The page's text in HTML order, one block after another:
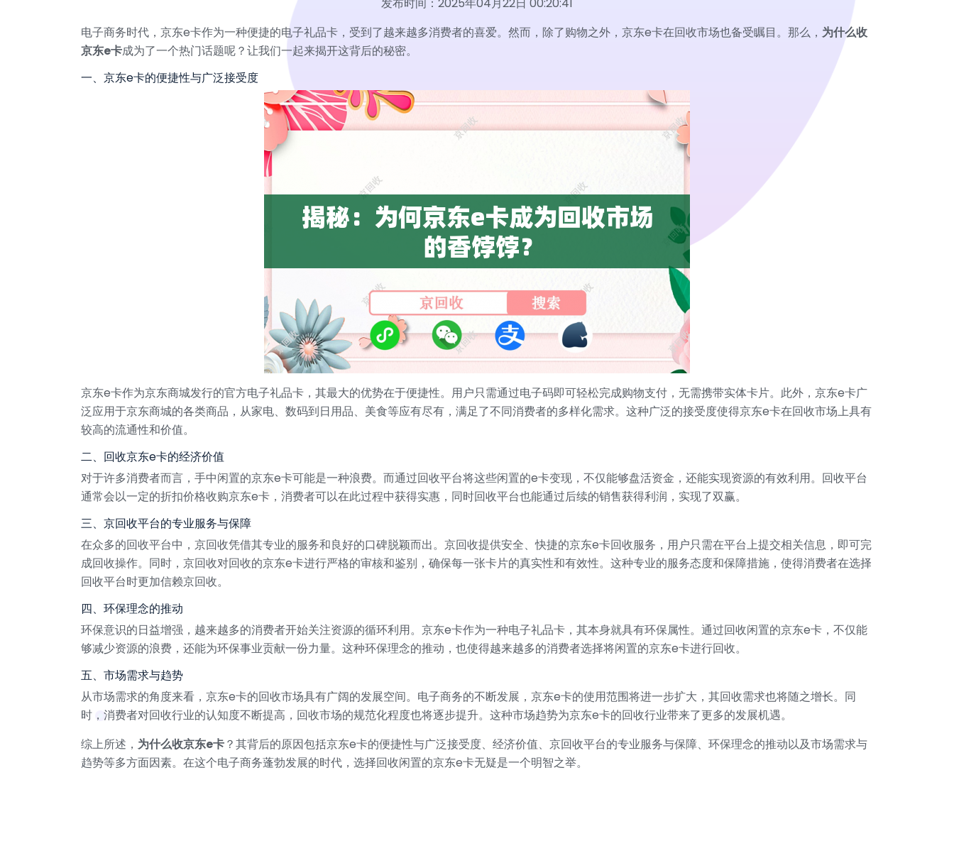
电子商务时代，京东e卡作为一种便捷的电子礼品卡，受到了越来越多消费者的喜爱。然而，除了购物之外，京东e卡在回收市场也备受瞩目。那么， 为什么收
京东e卡成为了一个热门话题呢？让我们一起来揭开这背后的秘密。
一、京东e卡的便捷性与广泛接受度
京东e卡作为京东商城发行的官方电子礼品卡，其最大的优势在于便捷性。用户只需通过电子码即可轻松完成购物支付，无需携带实体卡片。此外，京东e卡广
泛应用于京东商城的各类商品，从家电、数码到日用品、美食等应有尽有，满足了不同消费者的多样化需求。这种广泛的接受度使得京东e卡在回收市场上具有
较高的流通性和价值。
二、回收京东e卡的经济价值
对于许多消费者而言，手中闲置的京东e卡可能是一种浪费。而通过回收平台将这些闲置的e卡变现，不仅能够盘活资金，还能实现资源的有效利用。回收平台
通常会以一定的折扣价格收购京东e卡，消费者可以在此过程中获得实惠，同时回收平台也能通过后续的销售获得利润，实现了双赢。
三、京回收平台的专业服务与保障
在众多的回收平台中，京回收凭借其专业的服务和良好的口碑脱颖而出。京回收提供安全、快捷的京东e卡回收服务，用户只需在平台上提交相关信息，即可完
成回收操作。同时，京回收对回收的京东e卡进行严格的审核和鉴别，确保每一张卡片的真实性和有效性。这种专业的服务态度和保障措施，使得消费者在选择
回收平台时更加信赖京回收。
四、环保理念的推动
环保意识的日益增强，越来越多的消费者开始关注资源的循环利用。京东e卡作为一种电子礼品卡，其本身就具有环保属性。通过回收闲置的京东e卡，不仅能
够减少资源的浪费，还能为环保事业贡献一份力量。这种环保理念的推动，也使得越来越多的消费者选择将闲置的京东e卡进行回收。
五、市场需求与趋势
从市场需求的角度来看，京东e卡的回收市场具有广阔的发展空间。电子商务的不断发展，京东e卡的使用范围将进一步扩大，其回收需求也将随之增长。同
时，消费者对回收行业的认知度不断提高，回收市场的规范化程度也将逐步提升。这种市场趋势为京东e卡的回收行业带来了更多的发展机遇。
综上所述， 为什么收京东e卡？其背后的原因包括京东e卡的便捷性与广泛接受度、经济价值、京回收平台的专业服务与保障、环保理念的推动以及市场需求与
趋势等多方面因素。在这个电子商务蓬勃发展的时代，选择回收闲置的京东e卡无疑是一个明智之举。